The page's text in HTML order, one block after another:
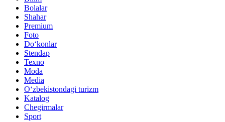
Bolalar
Shahar
Premium
Foto
Do‘konlar
Stendap
Texno
Moda
Media
O‘zbekistondagi turizm
Katalog
Chegirmalar
Sport